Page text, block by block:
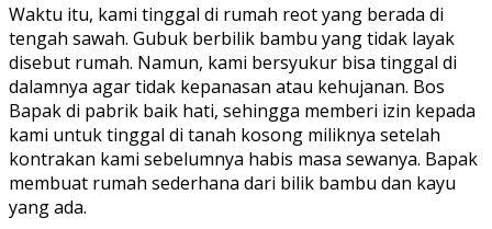
Waktu itu, kami tinggal di rumah reot yang berada di
tengah sawah. Gubuk berbilik bambu yang tidak layak
disebut rumah. Namun, kami bersyukur bisa tinggal di
dalamnya agar tidak kepanasan atau kehujanan. Bos
Bapak di pabrik baik hati, sehingga memberi izin kepada
kami untuk tinggal di tanah kosong miliknya setelah
kontrakan kami sebelumnya habis masa sewanya. Bapak
membuat rumah sederhana dari bilik bambu dan kayu
yang ada.